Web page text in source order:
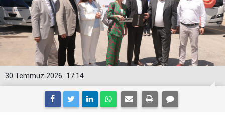
17:14
30 Temmuz 2026